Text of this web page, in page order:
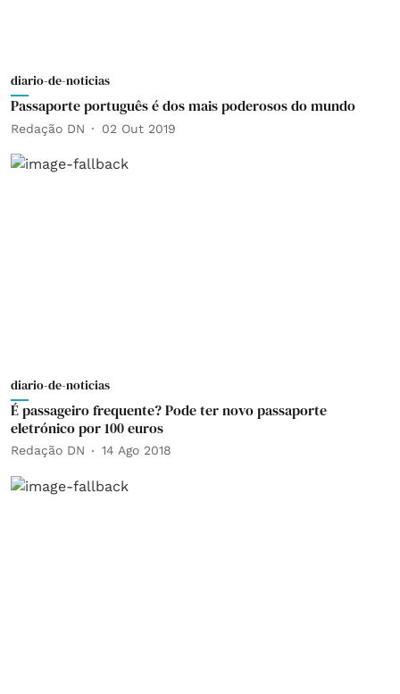
diario-de-noticias
Passaporte português é dos mais poderosos do mundo
Redação DN 02 Out 2019
diario-de-noticias
É passageiro frequente? Pode ter novo passaporte
eletrónico por 100 euros
Redação DN 14 Ago 2018